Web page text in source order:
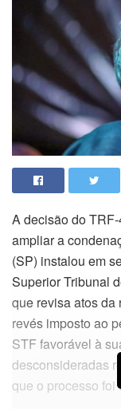
A decisão do
ampliar a
(SP) instalou em
Superior Tribunal
que revisa atos da
revés imposto ao
STF favorável à
desconsideradas
que o processo foi